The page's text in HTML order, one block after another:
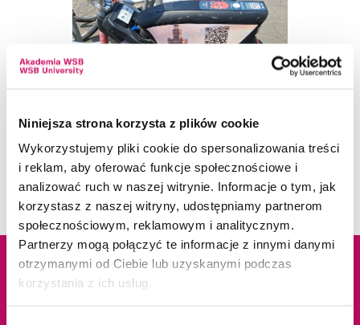
Niniejsza strona korzysta z plików cookie
Wykorzystujemy pliki cookie do spersonalizowania treści
i reklam, aby oferować funkcje społecznościowe i
analizować ruch w naszej witrynie. Informacje o tym, jak
korzystasz z naszej witryny, udostępniamy partnerom
społecznościowym, reklamowym i analitycznym.
Partnerzy mogą połączyć te informacje z innymi danymi
otrzymanymi od Ciebie lub uzyskanymi podczas
korzystania z ich usług.
Dane adresowe